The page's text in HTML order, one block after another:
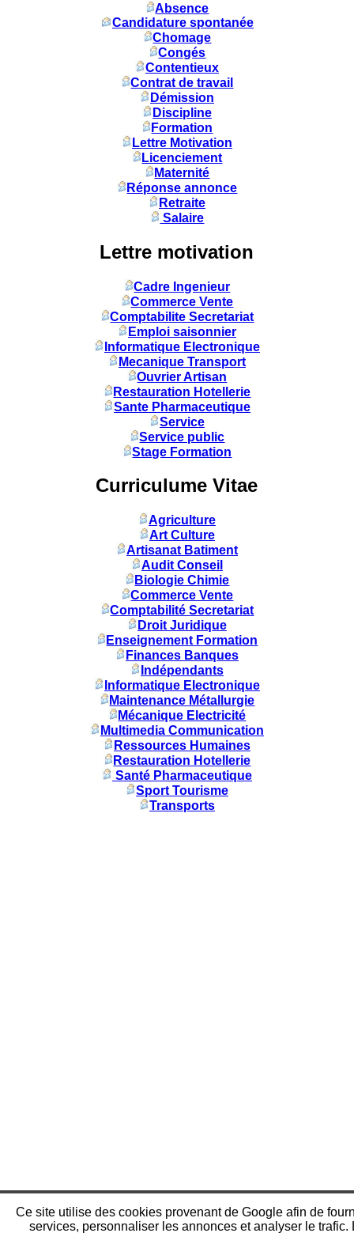
Absence
Candidature spontanée
Chomage
Congés
Contentieux
Contrat de travail
Démission
Discipline
Formation
Lettre Motivation
Licenciement
Maternité
Réponse annonce
Retraite
Salaire
Lettre motivation
Cadre Ingenieur
Commerce Vente
Comptabilite Secretariat
Emploi saisonnier
Informatique Electronique
Mecanique Transport
Ouvrier Artisan
Restauration Hotellerie
Sante Pharmaceutique
Service
Service public
Stage Formation
Curriculume Vitae
Agriculture
Art Culture
Artisanat Batiment
Audit Conseil
Biologie Chimie
Commerce Vente
Comptabilité Secretariat
Droit Juridique
Enseignement Formation
Finances Banques
Indépendants
Informatique Electronique
Maintenance Métallurgie
Mécanique Electricité
Multimedia Communication
Ressources Humaines
Restauration Hotellerie
Santé Pharmaceutique
Sport Tourisme
Transports
Ce site utilise des cookies provenant de Google afin de
services, personnaliser les annonces et analyser le trafic.